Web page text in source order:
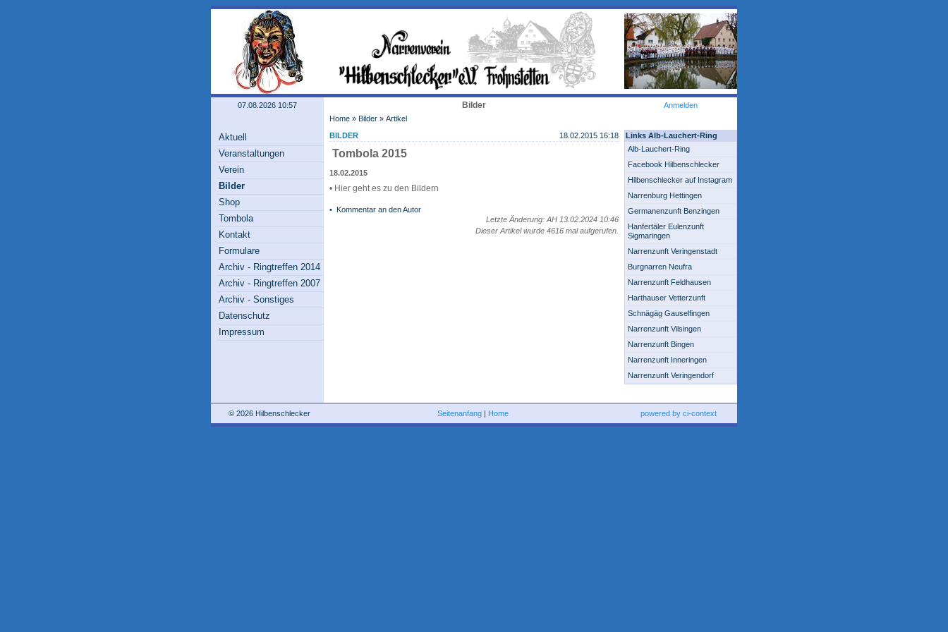
07.08.2026 10:57 Bilder Anmelden
Aktuell
Veranstaltungen
Verein
Bilder
Shop
Tombola
Kontakt
Formulare
Archiv - Ringtreffen 2014
Archiv - Ringtreffen 2007
Archiv - Sonstiges
Datenschutz
Impressum
Home » Bilder » Artikel
BILDER
18.02.2015 16:18
Tombola 2015
18.02.2015
• Hier geht es zu den Bildern
• Kommentar an den Autor
Letzte Änderung: AH 13.02.2024 10:46
Dieser Artikel wurde 4616 mal aufgerufen.
Links Alb-Lauchert-Ring
Alb-Lauchert-Ring
Facebook Hilbenschlecker
Hilbenschlecker auf Instagram
Narrenburg Hettingen
Germanenzunft Benzingen
Hanfertäler Eulenzunft
Sigmaringen
Narrenzunft Veringenstadt
Burgnarren Neufra
Narrenzunft Feldhausen
Harthauser Vetterzunft
Schnägäg Gauselfingen
Narrenzunft Vilsingen
Narrenzunft Bingen
Narrenzunft Inneringen
Narrenzunft Veringendorf
© 2026 Hilbenschlecker Seitenanfang | Home powered by ci-context